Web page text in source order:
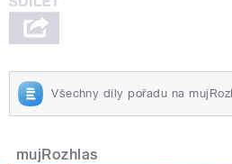
Všechny díly pořadu na
mujRozhlas